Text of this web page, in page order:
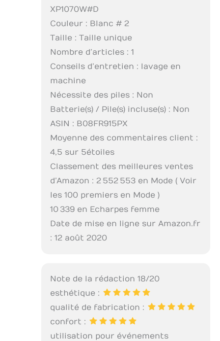
XP1070W#D
Couleur : Blanc # 2
Taille : Taille unique
Nombre d’articles : 1
Conseils d’entretien : lavage en
machine
Nécessite des piles : Non
Batterie(s) / Pile(s) incluse(s) : Non
ASIN : B08FR915PX
Moyenne des commentaires client :
4,5 sur 5 étoiles
Classement des meilleures ventes
d’Amazon : 2 552 553 en Mode ( Voir
les 100 premiers en Mode )
10 339 en Echarpes femme
Date de mise en ligne sur Amazon.fr
: 12 août 2020
Note de la rédaction 18/20
esthétique :
qualité de fabrication :
confort :
utilisation pour événements